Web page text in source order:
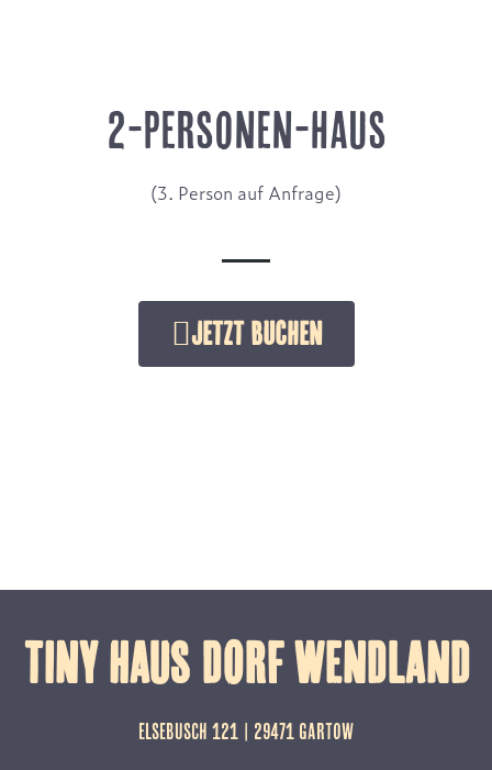
2-PERSONEN-HAUS
(3. Person auf Anfrage)
Jetzt buchen
TINY HAUS DORF WENDLAND
ELSEBUSCH 121 | 29471 GARTOW